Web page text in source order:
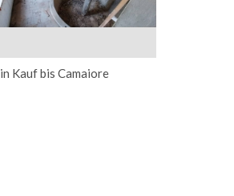
in Kauf bis Camaiore